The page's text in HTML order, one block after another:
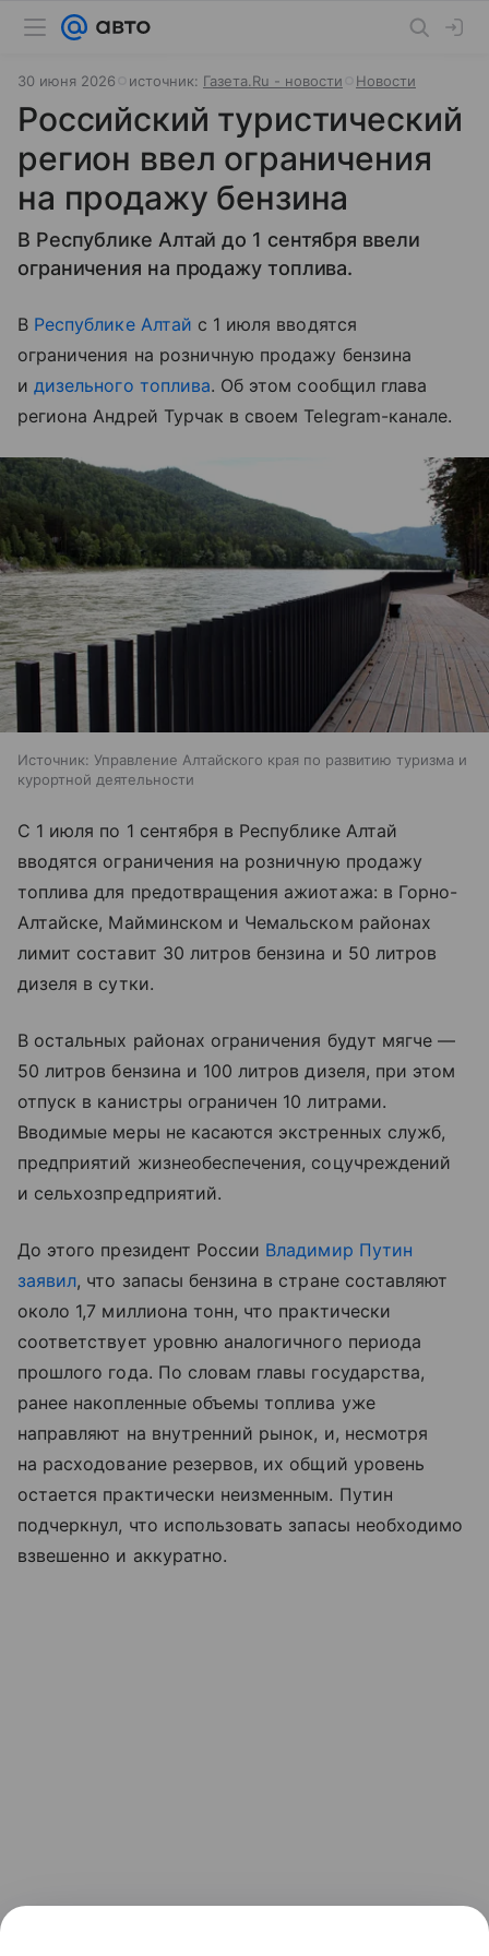
30 июня 2026 источник: Газета.Ru - новости Новости
Российский туристический
регион ввел ограничения
на продажу бензина
В Республике Алтай до 1 сентября ввели
ограничения на продажу топлива.
В Республике Алтай с 1 июля вводятся
ограничения на розничную продажу бензина
идизельного топлива. Об этом сообщил глава
региона Андрей Турчак в своем Telegram-канале.
Источник: Управление Алтайского края по развитию туризма и
курортной деятельности
С 1 июля по 1 сентября в Республике Алтай
вводятся ограничения на розничную продажу
топлива для предотвращения ажиотажа: в Горно-
Алтайске, Майминском и Чемальском районах
лимит составит 30 литров бензина и 50 литров
дизеля в сутки.
В остальных районах ограничения будут мягче —
50 литров бензина и 100 литров дизеля, при этом
отпуск в канистры ограничен 10 литрами.
Вводимые меры не касаются экстренных служб,
предприятий жизнеобеспечения, соцучреждений
и сельхозпредприятий.
До этого президент России Владимир Путин
заявил, что запасы бензина в стране составляют
около 1,7 миллиона тонн, что практически
соответствует уровню аналогичного периода
прошлого года. По словам главы государства,
ранее накопленные объемы топлива уже
направляют на внутренний рынок, и, несмотря
на расходование резервов, их общий уровень
остается практически неизменным. Путин
подчеркнул, что использовать запасы необходимо
взвешенно и аккуратно.